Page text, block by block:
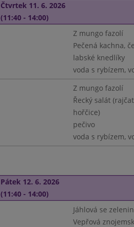
Čtvrtek 11. 6. 2026
(11:40 - 14:00)
Z mungo fazolí
Pečená kachna,
labské knedlíky
voda s rybízem,
Z mungo fazolí
Řecký salát
hořčice)
pečivo
voda s rybízem,
Pátek 12. 6. 2026
(11:40 - 14:00)
Jáhlová se
Vepřová